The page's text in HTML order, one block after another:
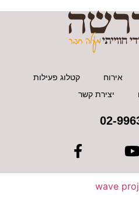
אירוח
קטלוג פעילות
יצירת קשר
02-